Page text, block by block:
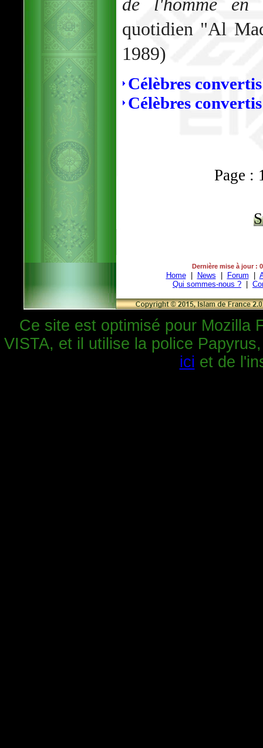
de l'homme en
quotidien "Al
1989)
Célèbres
Célèbres
Page :
Dernière mise à jour :
Home| News | Forum |
Qui sommes-nous ? |
Ce site est optimisé pour Mozilla
VISTA, et il utilise la police
ici et de